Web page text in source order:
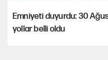
Emniyeti duyurdu: 30
yollar belli oldu